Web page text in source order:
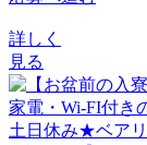
詳しく
見る